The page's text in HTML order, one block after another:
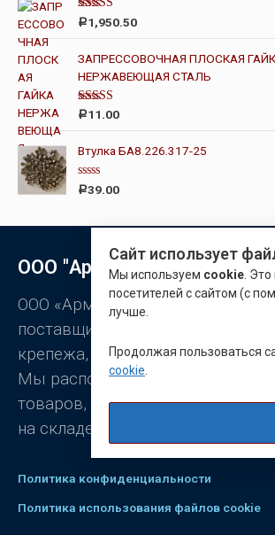
а
0
и
з
Оценка
4.67
Р1,950.50
ЗАПРЕССОВОЧНАЯ ПЛОСКАЯ
НЕРЖАВЕЮЩАЯ СТАЛЬ
Оценка
Р11.00
Втулка БА8.226.317-25
О
и
з
Р39.00
ООО "Арматон"
ООО «Арматон» является оптовым
поставщиком заклёпок,
крепежа, станочной оснастки.
Мы располагаем широким
товаров, постоянно
на складе.
Политика конфиденциальности
Политика использования файлов cookie
Сайт использует
Мы используем cookie .
посетителей с сайтом (с
лучше.
Продолжая пользоваться
cookie